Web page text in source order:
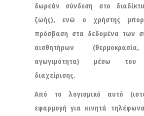
δωρεάν σύνδεση στο
ζωής), ενώ ο χρήστης
πρόσβαση στα δεδομένα των
αισθητήρων
αγωγιμότητα) μέσω του
διαχείρισης.
Από το λογισμικό αυτό
εφαρμογή για κινητά